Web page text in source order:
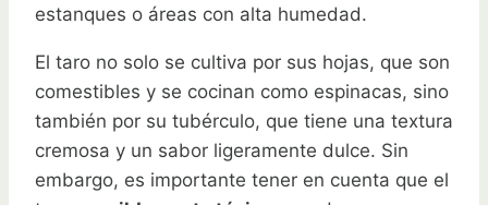
estanques o áreas con alta humedad.
El taro no solo se cultiva por sus hojas, que son
comestibles y se cocinan como espinacas, sino
también por su tubérculo, que tiene una textura
cremosa y un sabor ligeramente dulce. Sin
embargo, es importante tener en cuenta que el